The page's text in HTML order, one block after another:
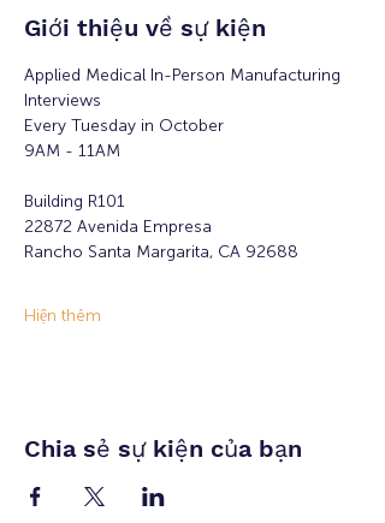
Giới thiệu về sự kiện
Applied Medical In-Person Manufacturing
Interviews
Every Tuesday in October
9AM - 11AM
Building R101
22872 Avenida Empresa
Rancho Santa Margarita, CA 92688
Hiện thêm
Chia sẻ sự kiện của bạn